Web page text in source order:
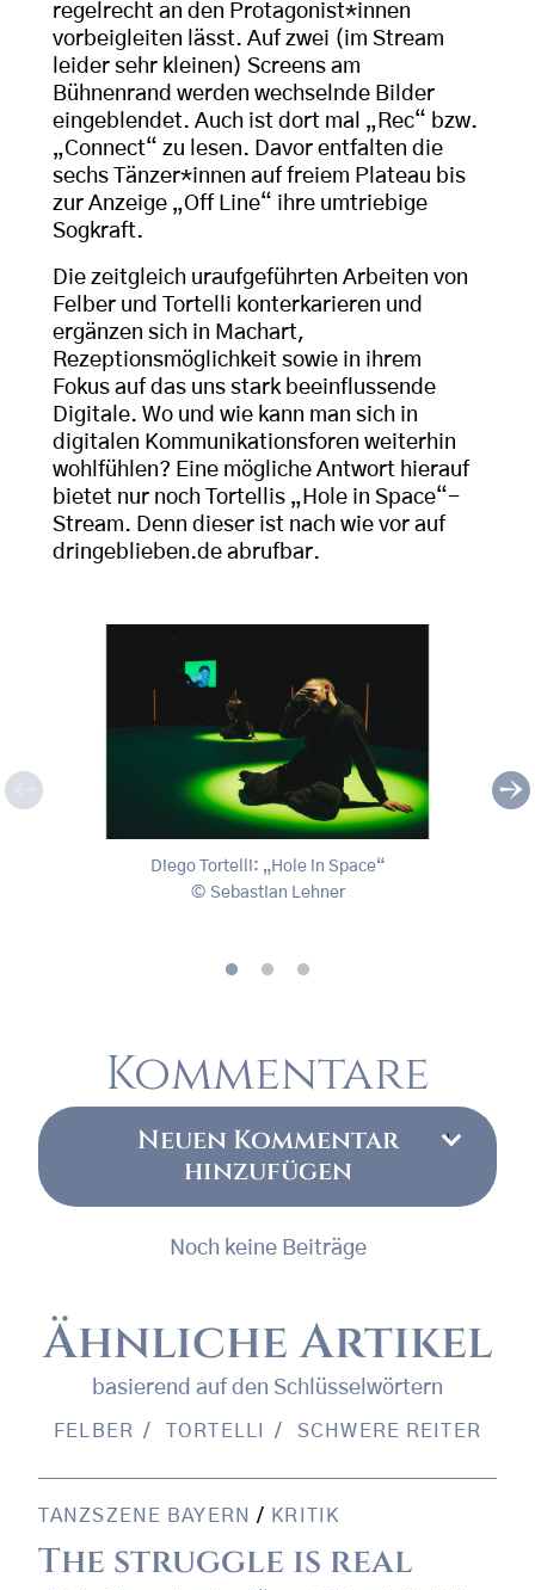
regelrecht an den Protagonist*innen
vorbeigleiten lässt. Auf zwei (im Stream
leider sehr kleinen) Screens am
Bühnenrand werden wechselnde Bilder
eingeblendet. Auch ist dort mal „Rec“ bzw.
„Connect“ zu lesen. Davor entfalten die
sechs Tänzer*innen auf freiem Plateau bis
zur Anzeige „Off Line“ ihre umtriebige
Sogkraft.
Die zeitgleich uraufgeführten Arbeiten von
Felber und Tortelli konterkarieren und
ergänzen sich in Machart,
Rezeptionsmöglichkeit sowie in ihrem
Fokus auf das uns stark beeinflussende
Digitale. Wo und wie kann man sich in
digitalen Kommunikationsforen weiterhin
wohlfühlen? Eine mögliche Antwort hierauf
bietet nur noch Tortellis „Hole in Space“-
Stream. Denn dieser ist nach wie vor auf
dringeblieben.de abrufbar.
, © Sebastian Lehner
Diego Tortelli: „Hole in Space“
Sebastian Lehner
Kommentare
Neuen Kommentar
hinzufügen
Noch keine Beiträge
Ähnliche Artikel
basierend auf den Schlüsselwörtern
FELBER TORTELLI SCHWERE REITER
TANZSZENE BAYERN / KRITIK
The struggle is real